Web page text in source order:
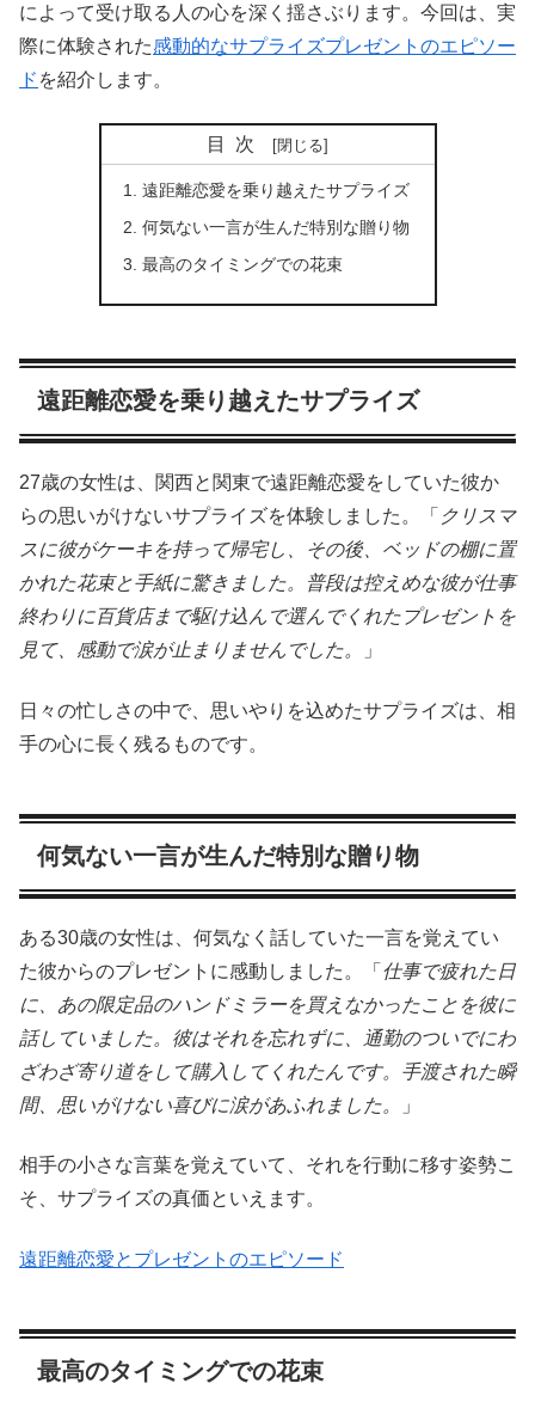
によって受け取る人の心を深く揺さぶります。今回は、実
際に体験された感動的なサプライズプレゼントのエピソー
ド を紹介します。
目次
遠距離恋愛を乗り越えたサプライズ
何気ない一言が生んだ特別な贈り物
最高のタイミングでの花束
遠距離恋愛を乗り越えたサプライズ
27歳の女性は、関西と関東で遠距離恋愛をしていた彼か
らの思いがけないサプライズを体験しました。「 クリスマ
スに彼がケーキを持って帰宅し、その後、ベッドの棚に置
かれた花束と手紙に驚きました。普段は控えめな彼が仕事
終わりに百貨店まで駆け込んで選んでくれたプレゼントを
見て、感動で涙が止まりませんでした。
」
日々の忙しさの中で、思いやりを込めたサプライズは、相
手の心に長く残るものです。
何気ない一言が生んだ特別な贈り物
ある30歳の女性は、何気なく話していた一言を覚えてい
た彼からのプレゼントに感動しました。「 仕事で疲れた日
に、あの限定品のハンドミラーを買えなかったことを彼に
話していました。彼はそれを忘れずに、通勤のついでにわ
ざわざ寄り道をして購入してくれたんです。手渡された瞬
間、思いがけない喜びに涙があふれました。
」
相手の小さな言葉を覚えていて、それを行動に移す姿勢こ
そ、サプライズの真価といえます。
遠距離恋愛とプレゼントのエピソード
最高のタイミングでの花束